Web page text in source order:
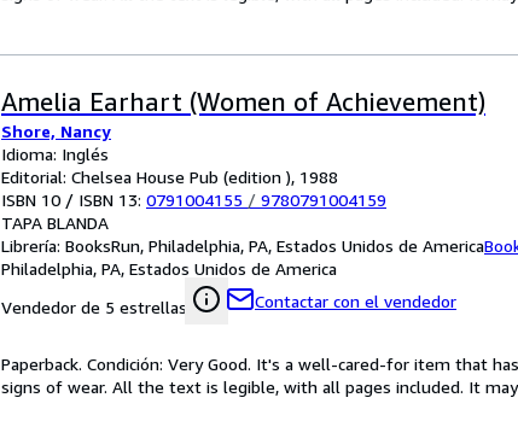
Amelia Earhart (Women of Achievement)
Shore, Nancy
Idioma: Inglés
Editorial: Chelsea House Pub (edition ), 1988
ISBN 10 / ISBN 13: 0791004155 / 9780791004159
TAPA BLANDA
Librería: BooksRun, Philadelphia, PA, Estados Unidos de America
Philadelphia, PA, Estados Unidos de America
Vendedor de 5 estrellas
Contactar con el vendedor
Paperback. Condición: Very Good. It's a well-cared-for item that
signs of wear. All the text is legible, with all pages included. It